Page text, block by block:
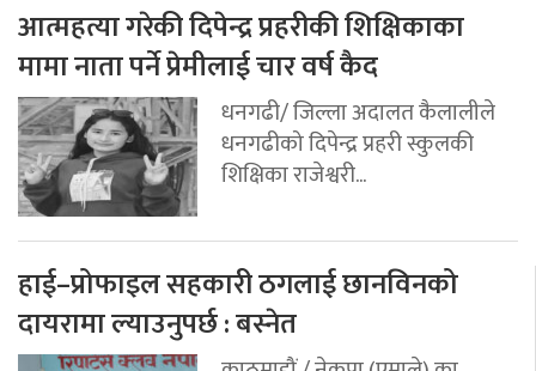
आत्महत्या गरेकी दिपेन्द्र प्रहरीकी शिक्षिकाका
मामा नाता पर्ने प्रेमीलाई चार वर्ष कैद
धनगढी/ जिल्ला अदालत कैलालीले
धनगढीको दिपेन्द्र प्रहरी स्कुलकी
शिक्षिका राजेश्वरी...
हाई–प्रोफाइल सहकारी ठगलाई छानविनको
दायरामा ल्याउनुपर्छ : बस्नेत